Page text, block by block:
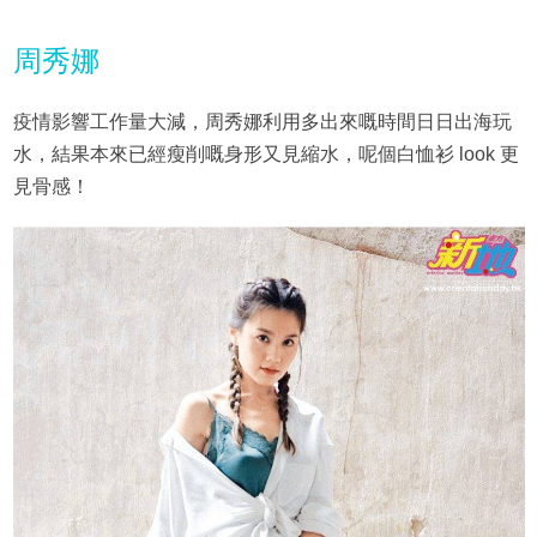
周秀娜
疫情影響工作量大減，周秀娜利用多出來嘅時間日日出海玩
水，結果本來已經瘦削嘅身形又見縮水，呢個白恤衫 look 更
見骨感！